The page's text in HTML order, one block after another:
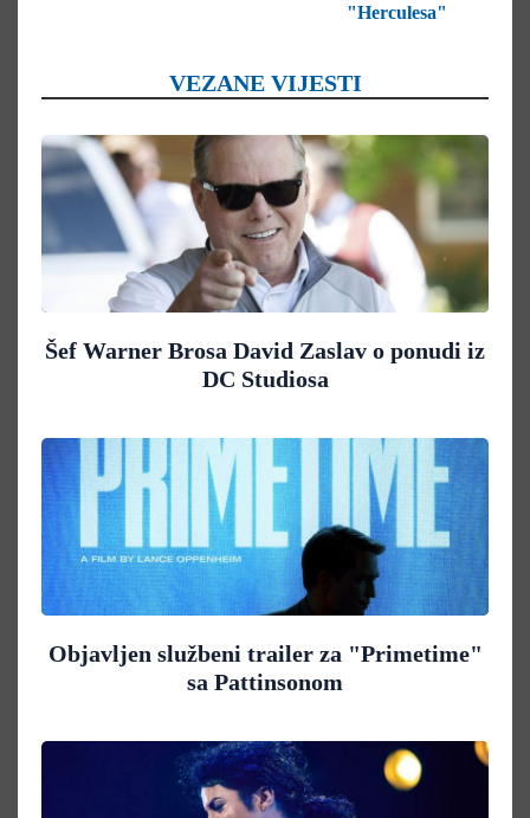
"Herculesa"
VEZANE VIJESTI
Šef Warner Brosa David Zaslav o ponudi iz
DC Studiosa
Objavljen službeni trailer za "Primetime"
sa Pattinsonom